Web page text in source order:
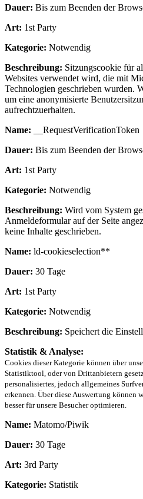
Dauer: Bis zum Beenden der
Art: 1st Party
Kategorie: Notwendig
Beschreibung: Sitzungscookie für
Websites verwendet wird, die mit
Technologien geschrieben wurden.
um eine anonymisierte
aufrechtzuerhalten.
Name: __RequestVerificationToken
Dauer: Bis zum Beenden der
Art: 1st Party
Kategorie: Notwendig
Beschreibung: Wird vom System
Anmeldeformular auf der Seite
keine Inhalte geschrieben.
Name: ld-cookieselection**
Dauer: 30 Tage
Art: 1st Party
Kategorie: Notwendig
Beschreibung: Speichert die
Statistik & Analyse:
Cookies dieser Kategorie können über
Statistiktool, oder von Drittanbietern
personalisiertes, jedoch allgemeines
erkennen. Über diese Auswertung können
besser für unsere Besucher optimieren.
Name: Matomo/Piwik
Dauer: 30 Tage
Art: 3rd Party
Kategorie: Statistik